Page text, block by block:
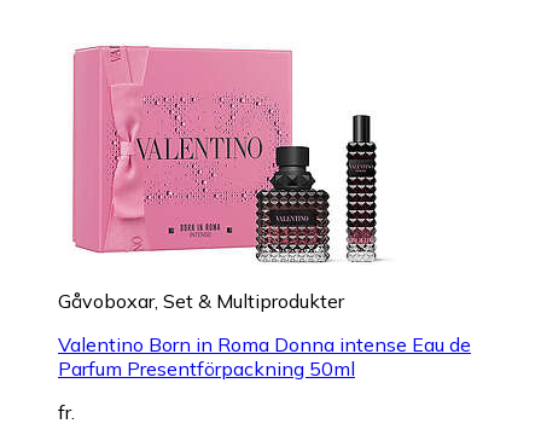
Gåvoboxar, Set & Multiprodukter
Valentino Born in Roma Donna intense Eau de
Parfum Presentförpackning 50ml
fr.